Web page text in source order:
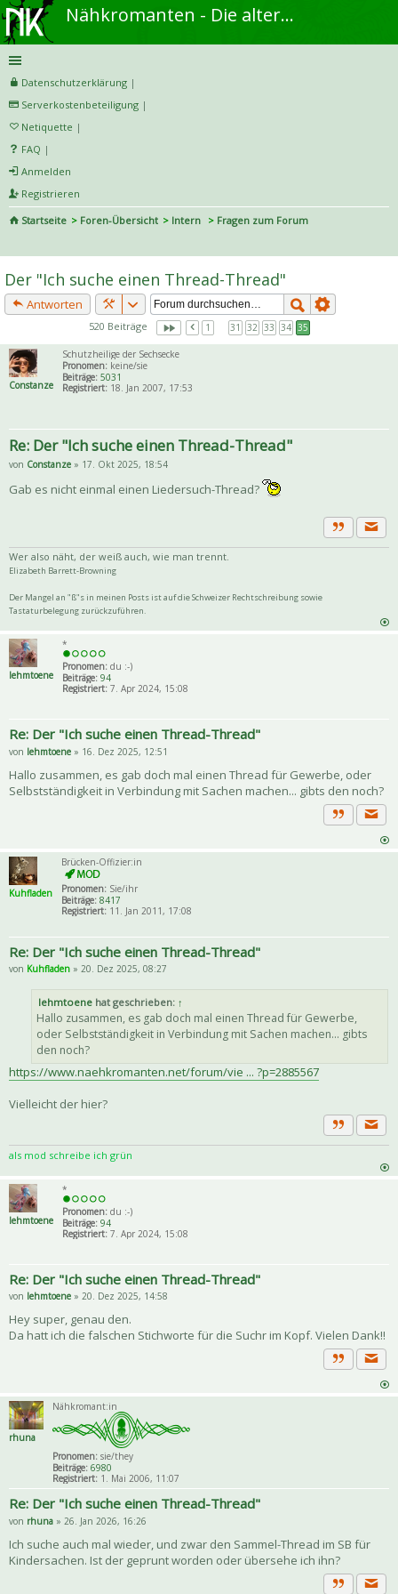
Nähkromanten - Die alternative Näh- und DIY-Community
Datenschutzerklärung |
Serverkostenbeteiligung |
Netiquette |
FAQ |
Anmelden
Registrieren
Startseite
Foren-Übersicht Intern
Fragen zum Forum
he
Der "Ich suche einen Thread-Thread"
Antworten
520 Beiträge 1 31 32 33 34 35
Constanze
Schutzheilige der Sechsecke
Pronomen: keine/sie
Beiträge: 5031
Registriert: 18. Jan 2007, 17:53
Re: Der "Ich suche einen Thread-Thread"
von Constanze » 17. Okt 2025, 18:54
Gab es nicht einmal einen Liedersuch-Thread?
Zitat
Wer also näht, der weiß auch, wie man trennt.
Elizabeth Barrett-Browning
Der Mangel an "ß"s in meinen Posts ist auf die Schweizer Rechtschreibung sowie
Tastaturbelegung zurückzuführen.
lehmtoene
*
Pronomen: du :-)
Beiträge: 94
Registriert: 7. Apr 2024, 15:08
Re: Der "Ich suche einen Thread-Thread"
von lehmtoene » 16. Dez 2025, 12:51
Hallo zusammen, es gab doch mal einen Thread für Gewerbe, oder
Selbstständigkeit in Verbindung mit Sachen machen... gibts den noch?
Zitat
Kuhfladen
Brücken-Offizier:in
Pronomen: Sie/ihr
Beiträge: 8417
Registriert: 11. Jan 2011, 17:08
Re: Der "Ich suche einen Thread-Thread"
von Kuhfladen » 20. Dez 2025, 08:27
lehmtoene hat geschrieben: ↑
Hallo zusammen, es gab doch mal einen Thread für Gewerbe,
oder Selbstständigkeit in Verbindung mit Sachen machen... gibts
den noch?
https://www.naehkromanten.net/forum/vie ... ?p=2885567
Vielleicht der hier?
Zitat
als mod schreibe ich grün
lehmtoene
*
Pronomen: du :-)
Beiträge: 94
Registriert: 7. Apr 2024, 15:08
Re: Der "Ich suche einen Thread-Thread"
von lehmtoene » 20. Dez 2025, 14:58
Hey super, genau den.
Da hatt ich die falschen Stichworte für die Suchr im Kopf. Vielen Dank!!
Zitat
rhuna
Nähkromant:in
Pronomen:sie/they
Beiträge: 6980
Registriert:1. Mai 2006, 11:07
Re: Der "Ich suche einen Thread-Thread"
von rhuna » 26. Jan 2026, 16:26
Ich suche auch mal wieder, und zwar den Sammel-Thread im SB für
Kindersachen. Ist der geprunt worden oder übersehe ich ihn?